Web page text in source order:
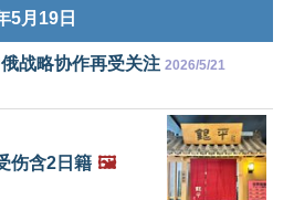
5月19日
战略协作再受关注 2026/5/21
伤含2日籍 🖼️